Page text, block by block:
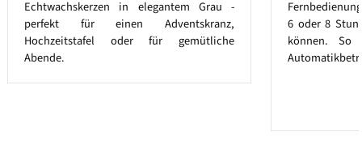
Echtwachskerzen in elegantem Grau -
perfekt für einen Adventskranz,
Hochzeitstafel oder für gemütliche
Abende.
6 oder 8
können. So